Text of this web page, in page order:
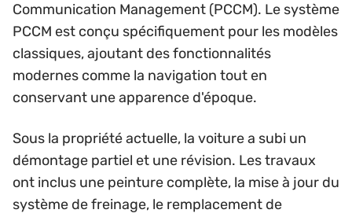
Communication Management (PCCM). Le système
PCCM est conçu spécifiquement pour les modèles
classiques, ajoutant des fonctionnalités
modernes comme la navigation tout en
conservant une apparence d'époque.
Sous la propriété actuelle, la voiture a subi un
démontage partiel et une révision. Les travaux
ont inclus une peinture complète, la mise à jour du
système de freinage, le remplacement de